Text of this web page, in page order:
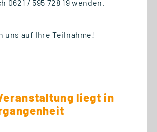
(MBA)
0621 / 595 728 19 wenden.
uns auf Ihre Teilnahme!
liegt in